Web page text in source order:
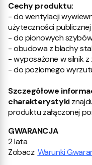
Cechy produktu:
- do wentylacji
użyteczności publicznej
- do pionowych
- obudowa z blachy
- wyposażone w silnik
- do poziomego
Szczegółowe
charakterystyki
produktu załączonej
GWARANCJA
2 lata
Zobacz: Warunki